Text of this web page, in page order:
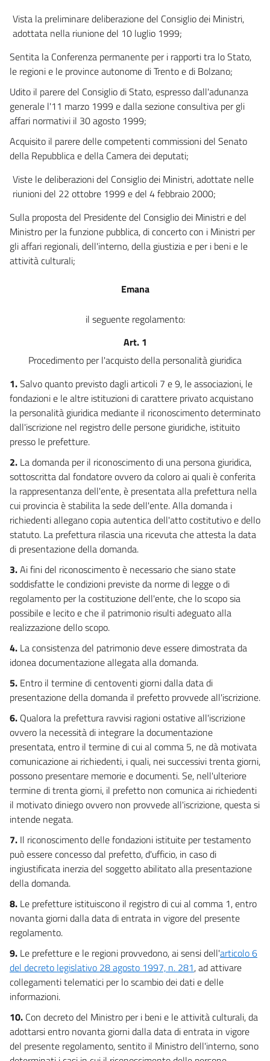
Vista la preliminare deliberazione del Consiglio dei Ministri,
adottata nella riunione del 10 luglio 1999;
Sentita la Conferenza permanente per i rapporti tra lo Stato,
le regioni e le province autonome di Trento e di Bolzano;
Udito il parere del Consiglio di Stato, espresso dall'adunanza
generale l'11 marzo 1999 e dalla sezione consultiva per gli
affari normativi il 30 agosto 1999;
Acquisito il parere delle competenti commissioni del Senato
della Repubblica e della Camera dei deputati;
Viste le deliberazioni del Consiglio dei Ministri, adottate nelle
riunioni del 22 ottobre 1999 e del 4 febbraio 2000;
Sulla proposta del Presidente del Consiglio dei Ministri e del
Ministro per la funzione pubblica, di concerto con i Ministri per
gli affari regionali, dell'interno, della giustizia e per i beni e le
attività culturali;
Emana
il seguente regolamento:
Art. 1
Procedimento per l'acquisto della personalità giuridica
1.Salvo quanto previsto dagli articoli 7 e 9, le associazioni, le
fondazioni e le altre istituzioni di carattere privato acquistano
la personalità giuridica mediante il riconoscimento determinato
dall'iscrizione nel registro delle persone giuridiche, istituito
presso le prefetture.
2. La domanda per il riconoscimento di una persona giuridica,
sottoscritta dal fondatore ovvero da coloro ai quali è conferita
la rappresentanza dell'ente, è presentata alla prefettura nella
cui provincia è stabilita la sede dell'ente. Alla domanda i
richiedenti allegano copia autentica dell'atto costitutivo e dello
statuto. La prefettura rilascia una ricevuta che attesta la data
di presentazione della domanda.
3.Ai fini del riconoscimento è necessario che siano state
soddisfatte le condizioni previste da norme di legge o di
regolamento per la costituzione dell'ente, che lo scopo sia
possibile e lecito e che il patrimonio risulti adeguato alla
realizzazione dello scopo.
4. La consistenza del patrimonio deve essere dimostrata da
idonea documentazione allegata alla domanda.
5. Entro il termine di centoventi giorni dalla data di
presentazione della domanda il prefetto provvede all'iscrizione.
6. Qualora la prefettura ravvisi ragioni ostative all'iscrizione
ovvero la necessità di integrare la documentazione
presentata, entro il termine di cui al comma 5, ne dà motivata
comunicazione ai richiedenti, i quali, nei successivi trenta giorni,
possono presentare memorie e documenti. Se, nell'ulteriore
termine di trenta giorni, il prefetto non comunica ai richiedenti
il motivato diniego ovvero non provvede all'iscrizione, questa si
intende negata.
7. Il riconoscimento delle fondazioni istituite per testamento
può essere concesso dal prefetto, d'ufficio, in caso di
ingiustificata inerzia del soggetto abilitato alla presentazione
della domanda.
8. Le prefetture istituiscono il registro di cui al comma 1, entro
novanta giorni dalla data di entrata in vigore del presente
regolamento.
9. Le prefetture e le regioni provvedono, ai sensi dell'articolo 6
del decreto legislativo 28 agosto 1997, n. 281, ad attivare
collegamenti telematici per lo scambio dei dati e delle
informazioni.
10. Con decreto del Ministro per i beni e le attività culturali, da
adottarsi entro novanta giorni dalla data di entrata in vigore
del presente regolamento, sentito il Ministro dell'interno, sono